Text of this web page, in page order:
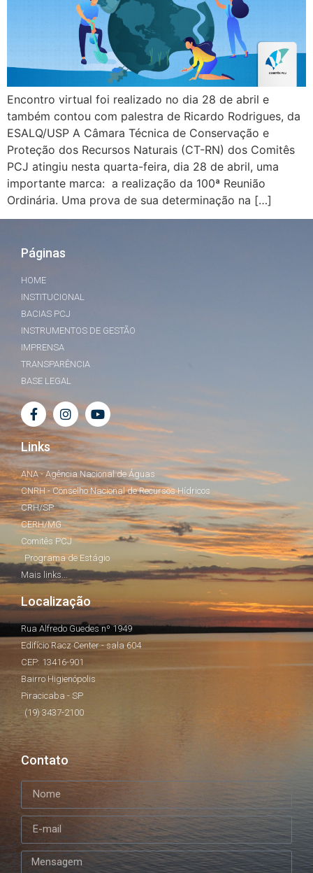
Encontro virtual foi realizado no dia 28 de abril e
também contou com palestra de Ricardo Rodrigues, da
ESALQ/USP A Câmara Técnica de Conservação e
Proteção dos Recursos Naturais (CT-RN) dos Comitês
PCJ atingiu nesta quarta-feira, dia 28 de abril, uma
importante marca: a realização da 100ª Reunião
Ordinária. Uma prova de sua determinação na […]
Páginas
HOME
INSTITUCIONAL
BACIAS PCJ
INSTRUMENTOS DE GESTÃO
IMPRENSA
TRANSPARÊNCIA
BASE LEGAL
Links
ANA - Agência Nacional de Águas
CNRH - Conselho Nacional de Recursos Hídricos
CRH/SP
CERH/MG
Comitês PCJ
Programa de Estágio
Mais links...
Localização
Rua Alfredo Guedes nº 1949
Edifício Racz Center - sala 604
CEP: 13416-901
Bairro Higienópolis
Piracicaba - SP
(19) 3437-2100
Contato